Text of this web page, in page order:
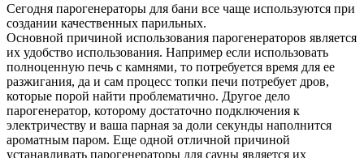
Сегодня парогенераторы для бани все чаще используются при
создании качественных парильных.
Основной причиной использования парогенераторов является
их удобство использования. Например если использовать
полноценную печь с камнями, то потребуется время для ее
разжигания, да и сам процесс топки печи потребует дров,
которые порой найти проблематично. Другое дело
парогенератор, которому достаточно подключения к
электричеству и ваша парная за доли секунды наполнится
ароматным паром. Еще одной отличной причиной
устанавливать парогенераторы для сауны является их